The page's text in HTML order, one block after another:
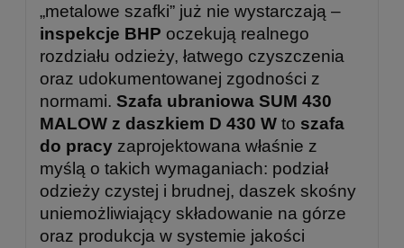
„metalowe szafki” już nie wystarczają –
inspekcje BHP oczekują realnego
rozdziału odzieży, łatwego czyszczenia
oraz udokumentowanej zgodności z
normami. Szafa ubraniowa SUM 430
MALOW z daszkiem D 430 W to szafa
do pracy zaprojektowana właśnie z
myślą o takich wymaganiach: podział
odzieży czystej i brudnej, daszek skośny
uniemożliwiający składowanie na górze
oraz produkcja w systemie jakości